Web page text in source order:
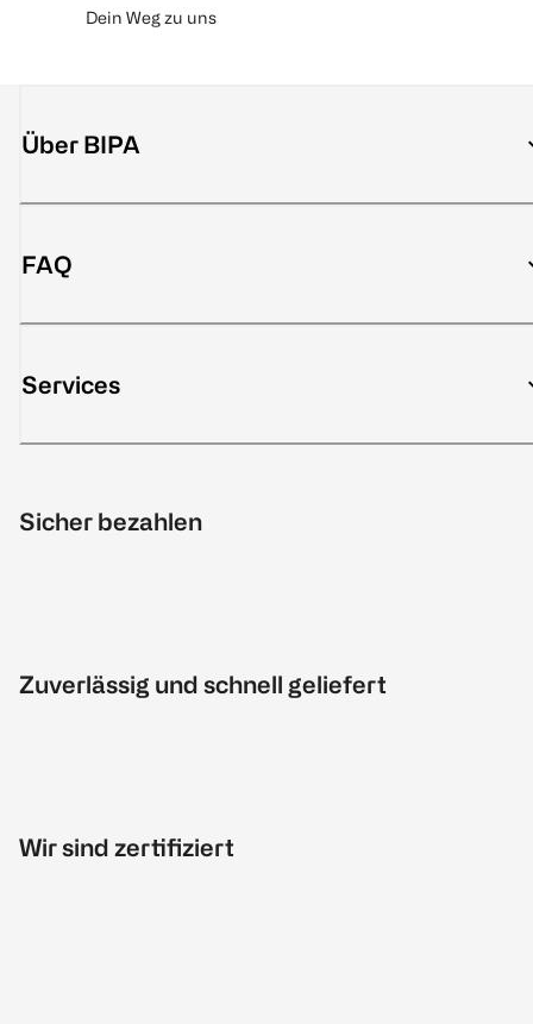
Dein Weg zu uns
Über BIPA
FAQ
Services
Sicher bezahlen
Zuverlässig und schnell geliefert
Wir sind zertifiziert